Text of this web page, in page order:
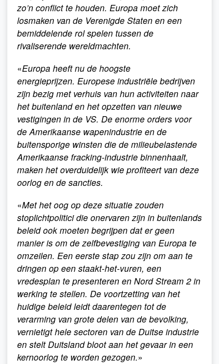
zo’n conflict te houden. Europa moet zich
losmaken van de Verenigde Staten en een
bemiddelende rol spelen tussen de
rivaliserende wereldmachten.
«Europa heeft nu de hoogste
energieprijzen. Europese industriële bedrijven
zijn bezig met verhuis van hun activiteiten naar
het buitenland en het opzetten van nieuwe
vestigingen in de VS. De enorme orders voor
de Amerikaanse wapenindustrie en de
buitensporige winsten die de milieubelastende
Amerikaanse fracking-industrie binnenhaalt,
maken het overduidelijk wie profiteert van deze
oorlog en de sancties.
«Met het oog op deze situatie zouden
stoplichtpolitici die onervaren zijn in buitenlands
beleid ook moeten begrijpen dat er geen
manier is om de zelfbevestiging van Europa te
omzeilen. Een eerste stap zou zijn om aan te
dringen op een staakt-het-vuren, een
vredesplan te presenteren en Nord Stream 2 in
werking te stellen. De voortzetting van het
huidige beleid leidt daarentegen tot de
verarming van grote delen van de bevolking,
vernietigt hele sectoren van de Duitse industrie
en stelt Duitsland bloot aan het gevaar in een
kernoorlog te worden gezogen.»